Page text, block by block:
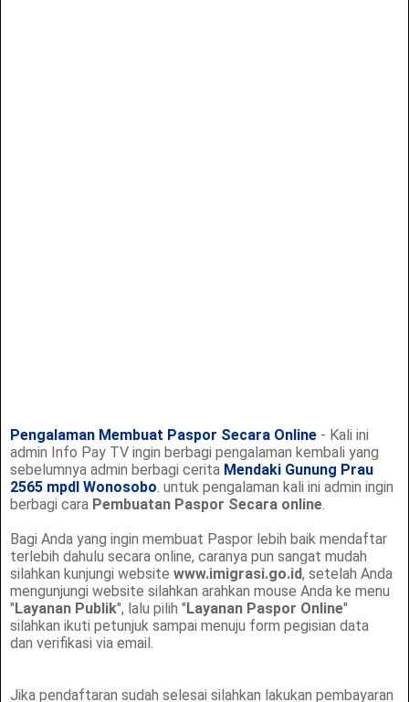
Pengalaman Membuat Paspor Secara Online - Kali ini
admin Info Pay TV ingin berbagi pengalaman kembali yang
sebelumnya admin berbagi cerita Mendaki Gunung Prau
2565 mpdl Wonosobo . untuk pengalaman kali ini admin ingin
berbagi cara Pembuatan Paspor Secara online
Bagi Anda yang ingin membuat Paspor lebih baik mendaftar
terlebih dahulu secara online, caranya pun sangat mudah
silahkan kunjungi websitewww.imigrasi.go.id, setelah Anda
mengunjungi website silahkan arahkan mouse Anda ke menu
"Layanan Publik", lalu pilih "Layanan Paspor Online"
silahkan ikuti petunjuk sampai menuju form pegisian data
dan verifikasi via email.
Jika pendaftaran sudah selesai silahkan lakukan pembayaran